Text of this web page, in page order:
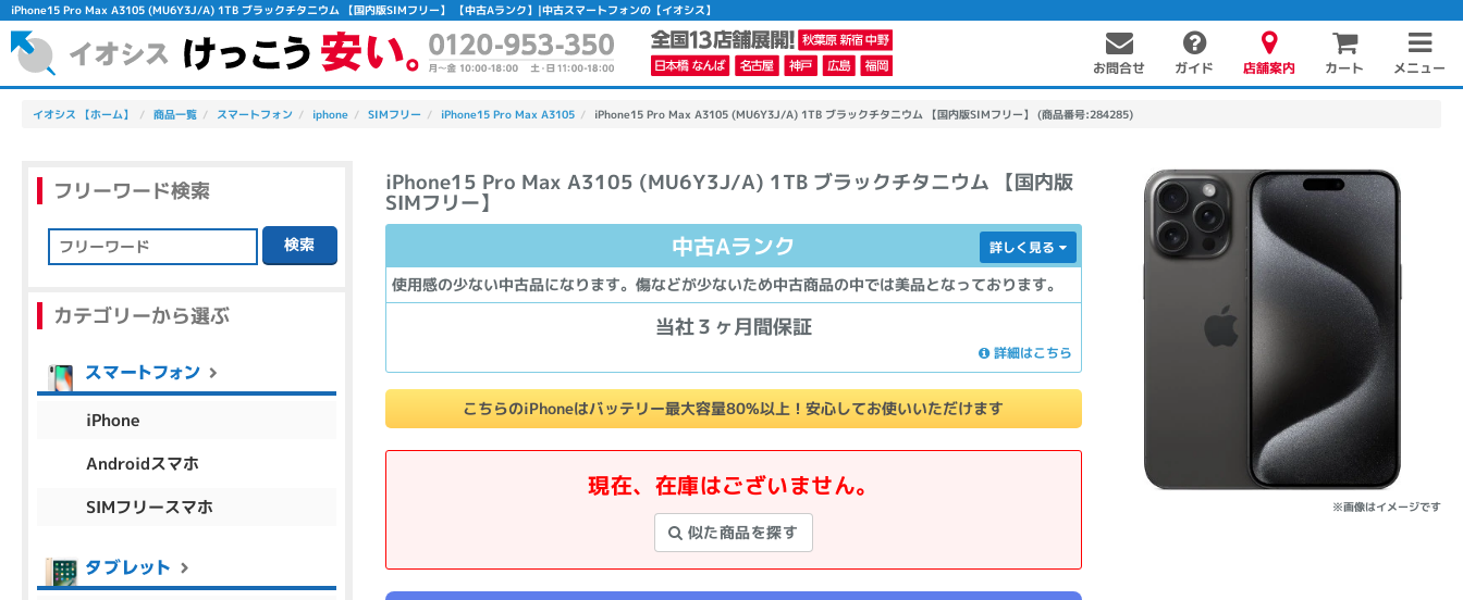
iPhone15 Pro Max A3105 (MU6Y3J/A) 1TB ブラックチタニウム 【国内版SIMフリー】 【中古Aランク】|中古スマートフォンの【イオシス】
お問合せ ガイド 店舗案内 カート メニュー
イオシス 【ホーム】 商品一覧 スマートフォン iphone SIMフリー iPhone15 Pro Max A3105 iPhone15 Pro Max A3105 (MU6Y3J/A) 1TB ブラックチタニウム 【国内版SIMフリー】 (商品番号:284285)
iPhone15 Pro Max A3105 (MU6Y3J/A) 1TB ブラックチタニウム 【国内版
SIMフリー】
※画像はイメージです
中古Aランク
使用感の少ない中古品になります。傷などが少ないため中古商品の中では美品となっております。
詳しく見る
当社３ヶ月間保証
詳細はこちら
こちらのiPhoneはバッテリー最大容量80%以上！安心してお使いいただけます
現在、在庫はございません。
似た商品を探す
フリーワード検索
検索
カテゴリーから選ぶ
iPhone
Androidスマホ
SIMフリースマホ
除外ワード
人気の検索ワード：Let's note EliteBook
カテゴリー
商品ジャンルの絞り込み
ノートPC デスクPC ソフト
商品シリーズ名・ブランド名の絞り込み。
aspire Inspiron
メーカー
Apple SONY
Asus HP